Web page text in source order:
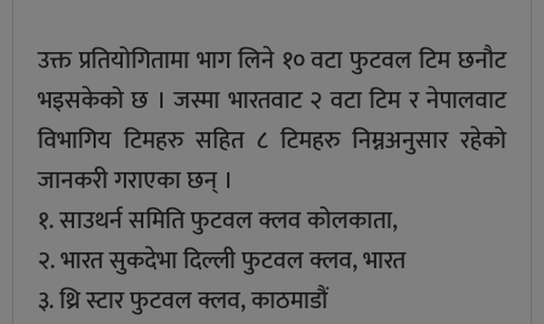
उक्त प्रतियोगितामा भाग लिने १० वटा फुटवल टिम छनौट
भइसकेको छ । जस्मा भारतवाट २ वटा टिम र नेपालवाट
विभागिय टिमहरु सहित ८ टिमहरु निम्नअनुसार रहेको
जानकरी गराएका छन् ।
१. साउथर्न समिति फुटवल क्लव कोलकाता,
२. भारत सुकदेभा दिल्ली फुटवल क्लव, भारत
३. थ्रि स्टार फुटवल क्लव, काठमाडौं